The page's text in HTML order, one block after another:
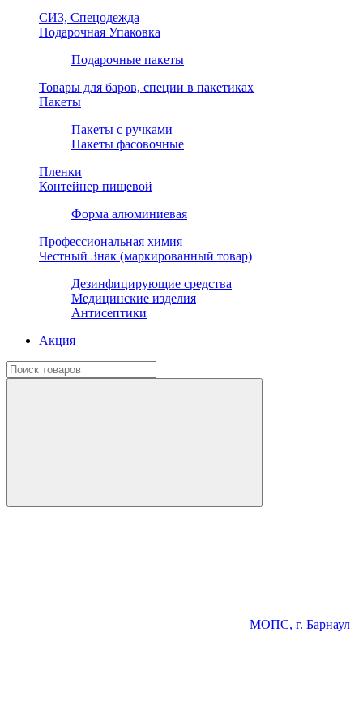
СИЗ, Спецодежда
Подарочная Упаковка
Подарочные пакеты
Товары для баров, специи в пакетиках
Пакеты
Пакеты с ручками
Пакеты фасовочные
Пленки
Контейнер пищевой
Форма алюминиевая
Профессиональная химия
Честный Знак (маркированный товар)
Дезинфицирующие средства
Медицинские изделия
Антисептики
Акция
МОПС, г. Барнаул